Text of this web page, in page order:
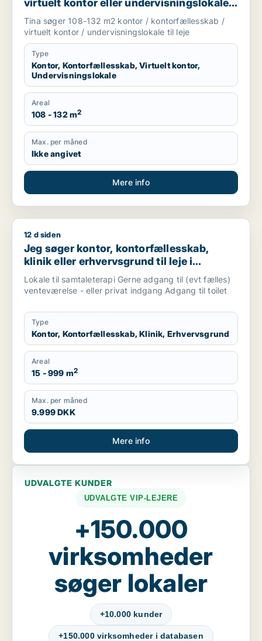
virtuelt kontor eller undervisningslokale
til leje i Videbæk, Kibæk eller Brande m.fl.
Tina søger 108-132 m2 kontor / kontorfællesskab /
virtuelt kontor / undervisningslokale til leje
Type
Kontor, Kontorfællesskab, Virtuelt kontor,
Undervisningslokale
Areal
108 - 132 m2
Max. per måned
Ikke angivet
Mere info
Jeg søger kontor, kontorfællesskab, klinik eller
12 d siden
Jeg søger kontor, kontorfællesskab,
klinik eller erhvervsgrund til leje i
Herning, Sunds eller Aulum
Lokale til samtaleterapi Gerne adgang til (evt fælles)
venteværelse - eller privat indgang Adgang til toilet
Type
Kontor, Kontorfællesskab, Klinik, Erhvervsgrund
Areal
15 - 999 m2
Max. per måned
9.999 DKK
Mere info
UDVALGTE KUNDER
UDVALGTE VIP-LEJERE
+150.000
virksomheder
søger lokaler
+10.000 kunder
+150.000 virksomheder i databasen